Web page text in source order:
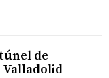
de
Valladolid